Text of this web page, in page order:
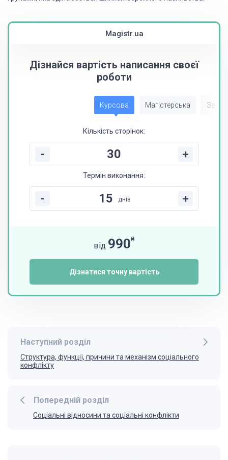
Magistr.ua
Дізнайся вартість написання своєї
роботи
Курсова Магістерська Звіт
Кількість сторінок:
- +
Термін виконання:
- днів +
від 990₴
Дізнатися точну вартість
Попередній розділ
Соціальні відносини та соціальні конфлікти
Наступний розділ
Структура, функції, причини та механізм соціального
конфлікту